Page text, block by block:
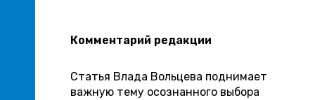
Комментарий редакции
Статья Влада Вольцева поднимает
важную тему осознанного выбора